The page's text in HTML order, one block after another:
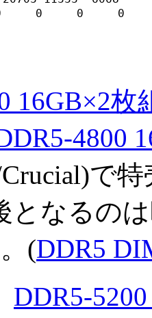
0     0     0
16GB×2枚
4800
で
となるの
(DDR5
DDR5-